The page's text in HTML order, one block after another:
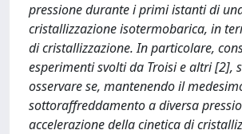
pressione durante i primi istanti di
cristallizzazione isotermobarica, in
di cristallizzazione. In particolare,
esperimenti svolti da Troisi e altri [2],
osservare se, mantenendo il
sottoraffreddamento a diversa
accelerazione della cinetica di